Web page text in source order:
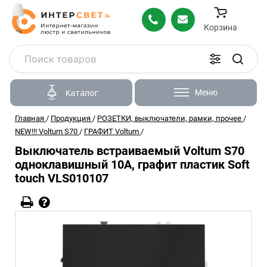
Корзина
Каталог Меню
Главная / Продукция / РОЗЕТКИ, выключатели, рамки, прочее /
NEW!!! Voltum S70 / ГРАФИТ Voltum /
Выключатель встраиваемый Voltum S70
одноклавишный 10А, графит пластик Soft
touch VLS010107